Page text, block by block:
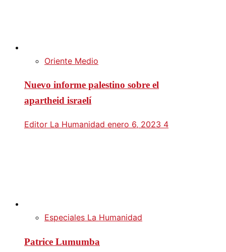
Oriente Medio
Nuevo informe palestino sobre el
apartheid israelí
Editor La Humanidad enero 6, 2023 4
Especiales La Humanidad
Patrice Lumumba